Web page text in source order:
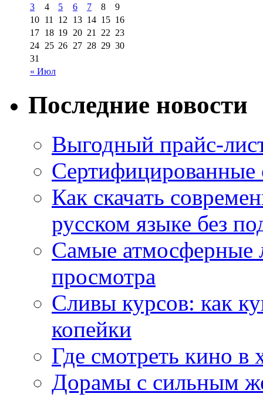
« Июл
3 4 5 6 7 8
9
10 11 12 13 14 15 16
17 18 19 20 21 22 23
24 25 26 27 28 29 30
31
Последние новости
Выгодный прайс-
Как скачать
русском языке без
Самые атмосферные
просмотра
Сливы курсов: как
копейки
Где смотреть кино в
Дорамы с сильным